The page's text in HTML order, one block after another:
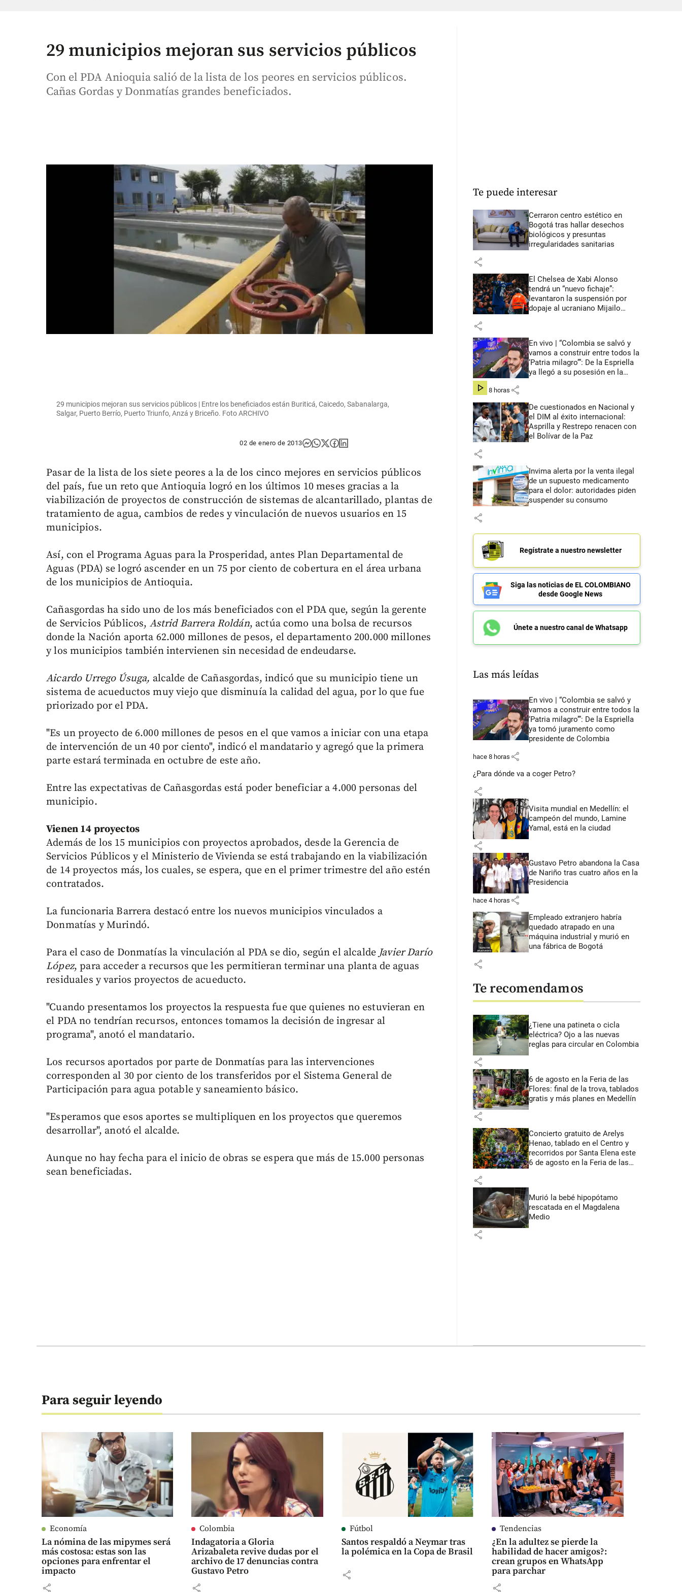
29 municipios mejoran sus servicios públicos
Con el PDA Anioquia salió de la lista de los peores en servicios públicos.
Cañas Gordas y Donmatías grandes beneficiados.
29 municipios mejoran sus servicios públicos | Entre los beneficiados están Buriticá, Caicedo, Sabanalarga,
Salgar, Puerto Berrío, Puerto Triunfo, Anzá y Briceño. Foto ARCHIVO
02 de enero de 2013
Pasar de la lista de los siete peores a la de los cinco mejores en servicios públicos
del país, fue un reto que Antioquia logró en los últimos 10 meses gracias a la
viabilización de proyectos de construcción de sistemas de alcantarillado, plantas de
tratamiento de agua, cambios de redes y vinculación de nuevos usuarios en 15
municipios.
Así, con el Programa Aguas para la Prosperidad, antes Plan Departamental de
Aguas (PDA) se logró ascender en un 75 por ciento de cobertura en el área urbana
de los municipios de Antioquia.
Cañasgordas ha sido uno de los más beneficiados con el PDA que, según la gerente
de Servicios Públicos, Astrid Barrera Roldán, actúa como una bolsa de recursos
donde la Nación aporta 62.000 millones de pesos, el departamento 200.000 millones
y los municipios también intervienen sin necesidad de endeudarse.
Aicardo Urrego Úsuga, alcalde de Cañasgordas, indicó que su municipio tiene un
sistema de acueductos muy viejo que disminuía la calidad del agua, por lo que fue
priorizado por el PDA.
"Es un proyecto de 6.000 millones de pesos en el que vamos a iniciar con una etapa
de intervención de un 40 por ciento", indicó el mandatario y agregó que la primera
parte estará terminada en octubre de este año.
Entre las expectativas de Cañasgordas está poder beneficiar a 4.000 personas del
municipio.
Vienen 14 proyectos
Además de los 15 municipios con proyectos aprobados, desde la Gerencia de
Servicios Públicos y el Ministerio de Vivienda se está trabajando en la viabilización
de 14 proyectos más, los cuales, se espera, que en el primer trimestre del año estén
contratados.
La funcionaria Barrera destacó entre los nuevos municipios vinculados a
Donmatías y Murindó.
Para el caso de Donmatías la vinculación al PDA se dio, según el alcaldeJavier Darío
López, para acceder a recursos que les permitieran terminar una planta de aguas
residuales y varios proyectos de acueducto.
"Cuando presentamos los proyectos la respuesta fue que quienes no estuvieran en
el PDA no tendrían recursos, entonces tomamos la decisión de ingresar al
programa", anotó el mandatario.
Los recursos aportados por parte de Donmatías para las intervenciones
corresponden al 30 por ciento de los transferidos por el Sistema General de
Participación para agua potable y saneamiento básico.
"Esperamos que esos aportes se multipliquen en los proyectos que queremos
desarrollar", anotó el alcalde.
Aunque no hay fecha para el inicio de obras se espera que más de 15.000 personas
sean beneficiadas.
Te puede interesar
Cerraron centro estético en
Bogotá tras hallar desechos
biológicos y presuntas
irregularidades sanitarias
share
El Chelsea de Xabi Alonso
tendrá un “nuevo fichaje”:
levantaron la suspensión por
dopaje al ucraniano Mijailo
share
En vivo | “Colombia se salvó y
vamos a construir entre todos la
‘Patria milagro’”: De la Espriella
ya llegó a su posesión en la
hace 8 horas share
De cuestionados en Nacional y
el DIM al éxito internacional:
Asprilla y Restrepo renacen con
el Bolívar de la Paz
share
Invima alerta por la venta ilegal
de un supuesto medicamento
para el dolor: autoridades piden
suspender su consumo
share
Regístrate a nuestro newsletter
Siga las noticias de EL COLOMBIANO
desde Google News
Únete a nuestro canal de Whatsapp
Las más leídas
En vivo | “Colombia se salvó y
vamos a construir entre todos la
‘Patria milagro’”: De la Espriella
ya tomó juramento como
presidente de Colombia
hace 8 horas share
¿Para dónde va a coger Petro?
share
Visita mundial en Medellín: el
campeón del mundo, Lamine
Yamal, está en la ciudad
share
Gustavo Petro abandona la Casa
de Nariño tras cuatro años en la
Presidencia
hace 4 horas share
Empleado extranjero habría
quedado atrapado en una
máquina industrial y murió en
una fábrica de Bogotá
share
Te recomendamos
¿Tiene una patineta o cicla
eléctrica? Ojo a las nuevas
reglas para circular en Colombia
share
6 de agosto en la Feria de las
Flores: final de la trova, tablados
gratis y más planes en Medellín
share
Concierto gratuito de Arelys
Henao, tablado en el Centro y
recorridos por Santa Elena este
6 de agosto en la Feria de las
share
Murió la bebé hipopótamo
rescatada en el Magdalena
Medio
share
Para seguir leyendo
Economía
La nómina de las mipymes será
más costosa: estas son las
opciones para enfrentar el
impacto
share
Colombia
Indagatoria a Gloria
Arizabaleta revive dudas por el
archivo de 17 denuncias contra
Gustavo Petro
share
Fútbol
Santos respaldó a Neymar tras
la polémica en la Copa de Brasil
share
Tendencias
¿En la adultez se pierde la
habilidad de hacer amigos?:
crean grupos en WhatsApp
para parchar
share